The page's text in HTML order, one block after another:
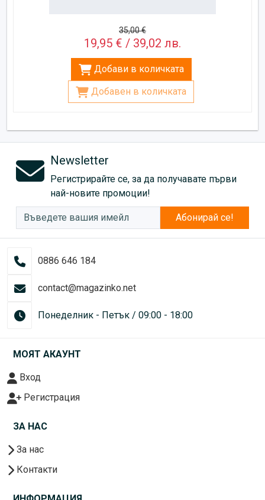
35,00 €
19,95 € / 39,02 лв.
Добави в количката
Добавен в количката
Newsletter
Регистрирайте се, за да получавате първи
най-новите промоции!
Абонирай се!
0886 646 184
contact@magazinko.net
Понеделник - Петък / 09:00 - 18:00
МОЯТ АКАУНТ
Вход
Регистрация
ЗА НАС
За нас
Контакти